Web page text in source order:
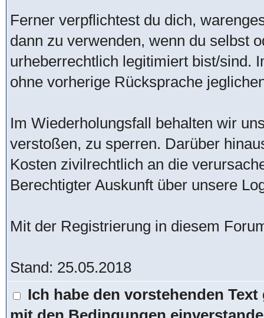
Ferner verpflichtest du dich,
dann zu verwenden, wenn du selbst
urheberrechtlich legitimiert bist/sind.
ohne vorherige Rücksprache
Im Wiederholungsfall behalten wir
verstoßen, zu sperren. Darüber
Kosten zivilrechtlich an die
Berechtigter Auskunft über unsere
Mit der Registrierung in diesem
Stand: 25.05.2018
Ich habe den vorstehenden